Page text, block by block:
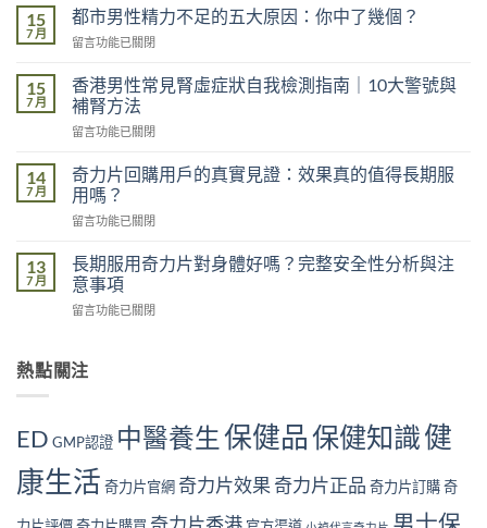
期
熬
夜
男
性
能
影
響
有
多
醫
學
角
面
解
15
7 月
都市男性精力不足的五大原因：你中了幾個？
在
市
男
性
精
不
足
的
五
原
因：
中
個？〉
留言功能已關閉
15
7 月
香港男性常見腎虛症狀自我檢測指南｜10大警號與
補腎方法
在
港
男
性
常
腎
虛
症
狀
檢
｜
大
號
留言功能已關閉
14
7 月
奇力片回購用戶的真實見證：效果真的值得長期服
用嗎？
在
力
片
回
購
的
證：
果
真
留言功能已關閉
13
7 月
長期服用奇力片對身體好嗎？完整安全性分析與注
意事項
在
服
用
片
身
體
留言功能已關閉
熱點關注
ED GMP認證 中醫養生保健品保健知識健
康生活 奇力片官網 奇力片效果 奇力片正品 奇力片訂購奇
男士保